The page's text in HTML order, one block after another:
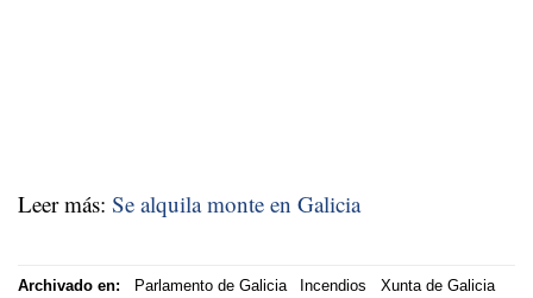
Leer más: Se alquila monte en Galicia
Archivado en: Parlamento de Galicia Incendios
Xunta de Galicia